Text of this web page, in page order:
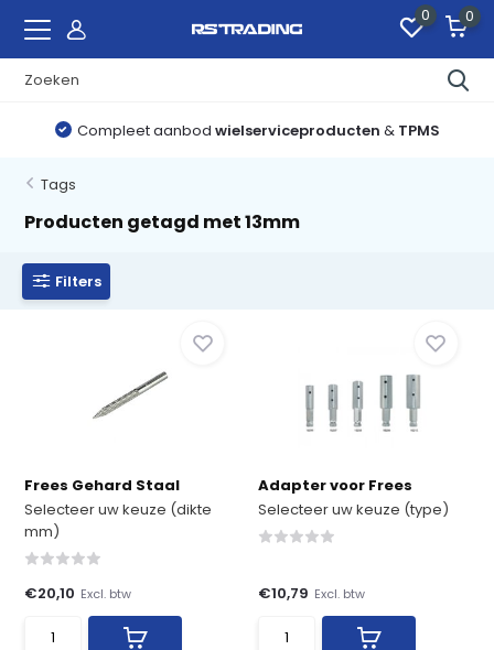
0 0
Compleet aanbod wielserviceproducten & TPMS
Tags
Producten getagd met 13mm
Filters
Frees Gehard Staal
Selecteer uw keuze (dikte
mm)
€20,10 Excl. btw
Adapter voor Frees
Selecteer uw keuze (type)
€10,79 Excl. btw